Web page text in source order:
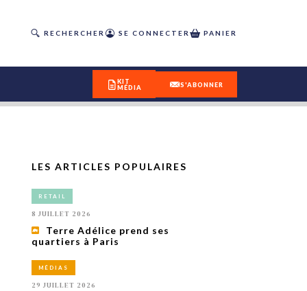
RECHERCHER SE CONNECTER PANIER
KIT
MÉDIA
S'ABONNER
LES ARTICLES POPULAIRES
RETAIL
8 JUILLET 2026
Terre Adélice prend ses
quartiers à Paris
MÉDIAS
29 JUILLET 2026